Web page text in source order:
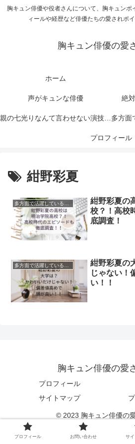
胸キュン俳優や役者さんについて、胸キュン
ィールや経歴など俳優たちの愛されポ
胸キュン俳優の愛
ホーム
声がキュンな俳優 絶
親の七光りなんて言わせない演技力多方面
プロフィール
紺野彩夏
紺野彩夏の
校？！高校
底調査！
紺野彩夏の
じゃない！
い！！
胸キュン俳優の愛
プロフィール
サイトマップ
© 2023 胸キュン俳優の
プロフィール お問い合わせ サ